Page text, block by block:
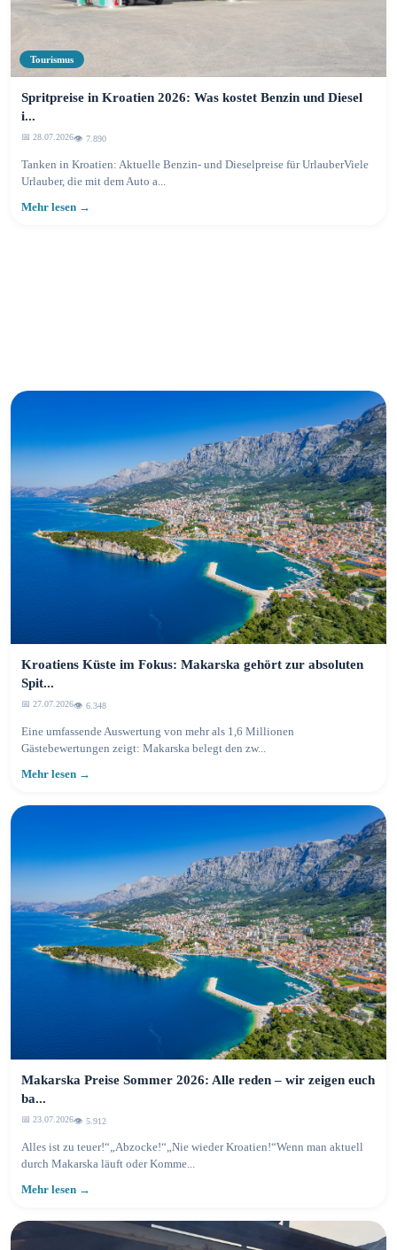
Tourismus
Spritpreise in Kroatien 2026: Was kostet Benzin und Diesel
i...
📅 28.07.2026👁️ 7.893
Tanken in Kroatien: Aktuelle Benzin- und Dieselpreise für UrlauberViele
Urlauber, die mit dem Auto a...
Mehr lesen →
Kroatiens Küste im Fokus: Makarska gehört zur absoluten
Spit...
📅 27.07.2026👁️ 6.348
Eine umfassende Auswertung von mehr als 1,6 Millionen
Gästebewertungen zeigt: Makarska belegt den zw...
Mehr lesen →
Makarska Preise Sommer 2026: Alle reden – wir zeigen euch
ba...
📅 23.07.2026👁️ 5.915
Alles ist zu teuer!“„Abzocke!“„Nie wieder Kroatien!“Wenn man aktuell
durch Makarska läuft oder Komme...
Mehr lesen →